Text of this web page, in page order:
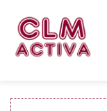
contenido